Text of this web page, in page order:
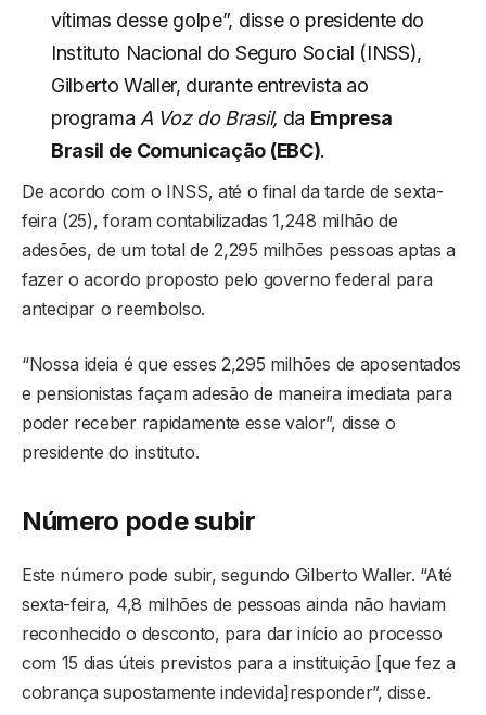
vítimas desse golpe”, disse o presidente do
Instituto Nacional do Seguro Social (INSS),
Gilberto Waller, durante entrevista ao
programa A Voz do Brasil, da Empresa
Brasil de Comunicação (EBC).
De acordo com o INSS, até o final da tarde de sexta-
feira (25), foram contabilizadas 1,248 milhão de
adesões, de um total de 2,295 milhões pessoas aptas a
fazer o acordo proposto pelo governo federal para
antecipar o reembolso.
“Nossa ideia é que esses 2,295 milhões de aposentados
e pensionistas façam adesão de maneira imediata para
poder receber rapidamente esse valor”, disse o
presidente do instituto.
Número pode subir
Este número pode subir, segundo Gilberto Waller. “Até
sexta-feira, 4,8 milhões de pessoas ainda não haviam
reconhecido o desconto, para dar início ao processo
com 15 dias úteis previstos para a instituição [que fez a
cobrança supostamente indevida]responder”, disse.